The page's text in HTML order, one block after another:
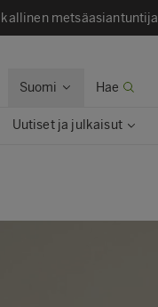
metsäasiantuntija
Suomi Hae
Uutiset ja julkaisut